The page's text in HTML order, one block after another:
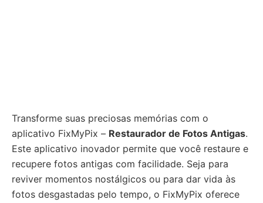
Transforme suas preciosas memórias com o
aplicativo FixMyPix – Restaurador de Fotos Antigas.
Este aplicativo inovador permite que você restaure e
recupere fotos antigas com facilidade. Seja para
reviver momentos nostálgicos ou para dar vida às
fotos desgastadas pelo tempo, o FixMyPix oferece